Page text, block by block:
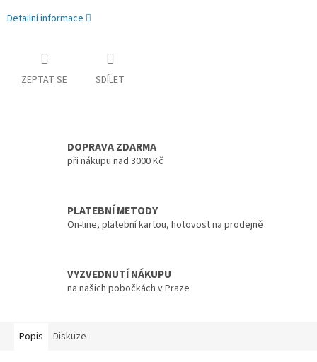
Detailní informace
ZEPTAT SE SDÍLET
DOPRAVA ZDARMA
při nákupu nad 3000 Kč
PLATEBNÍ METODY
On-line, platební kartou, hotovost na prodejně
VYZVEDNUTÍ NÁKUPU
na našich pobočkách v Praze
Popis Diskuze